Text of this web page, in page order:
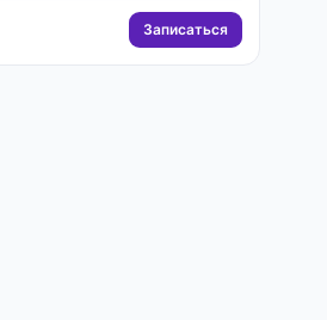
Записаться